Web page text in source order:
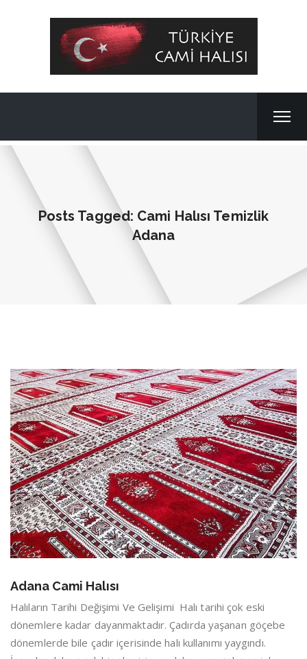
Posts Tagged: Cami Halısı Temizlik
Adana
Adana Cami Halısı
Halıların Tarihi Değişimi Ve Gelişimi Halı tarihi çok eski
dönemlere kadar dayanmaktadır. Çadırda yaşanan göçebe
dönemlerde bile çadır içerisinde halı kullanımı yaygındı.